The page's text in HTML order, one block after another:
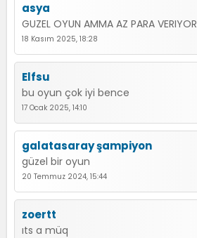
asya
GUZEL OYUN AMMA AZ PARA VERIYOR
18 Kasım 2025, 18:28
Elfsu
bu oyun çok iyi bence
17 Ocak 2025, 14:10
galatasaray şampiyon
güzel bir oyun
20 Temmuz 2024, 15:44
zoertt
ıts a müq